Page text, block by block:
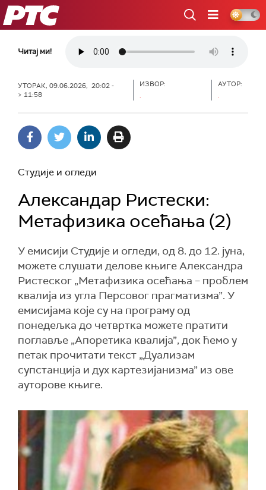
РТС
Читај ми!
УТОРАК, 09.06.2026, 20:02 -
> 11:58
ИЗВОР:
.
АУТОР:
.
Студије и огледи
Александар Ристески:
Метафизика осећања (2)
У емисији Студије и огледи, од 8. до 12. јуна,
можете слушати делове књиге Александра
Ристеског „Метафизика осећања – проблем
квалија из угла Персовог прагматизма”. У
емисијама које су на програму од
понедељка до четвртка можете пратити
поглавље „Апоретика квалија”, док ћемо у
петак прочитати текст „Дуализам
супстанција и дух картезијанизма” из ове
ауторове књиге.